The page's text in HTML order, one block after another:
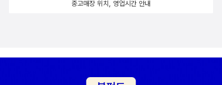
중고매장 위치, 영업시간 안내